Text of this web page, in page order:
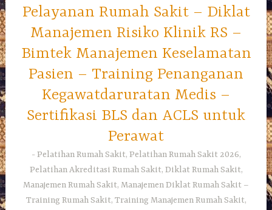
Pelayanan Rumah Sakit – Diklat
Manajemen Risiko Klinik RS –
Bimtek Manajemen Keselamatan
Pasien – Training Penanganan
Kegawatdaruratan Medis –
Sertifikasi BLS dan ACLS untuk
Perawat
Pelatihan Rumah Sakit, Pelatihan Rumah Sakit 2026,
Pelatihan Akreditasi Rumah Sakit, Diklat Rumah Sakit,
Manajemen Rumah Sakit, Manajemen Diklat Rumah Sakit –
Training Rumah Sakit, Training Manajemen Rumah Sakit,